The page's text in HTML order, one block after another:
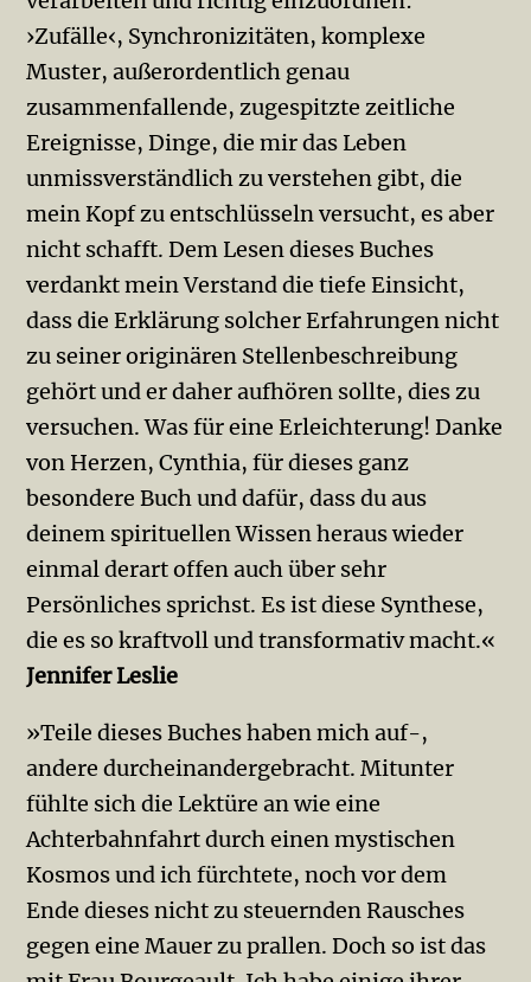
›Zufälle‹, Synchronizitäten, komplexe
Muster, außerordentlich genau
zusammenfallende, zugespitzte zeitliche
Ereignisse, Dinge, die mir das Leben
unmissverständlich zu verstehen gibt, die
mein Kopf zu entschlüsseln versucht, es aber
nicht schafft. Dem Lesen dieses Buches
verdankt mein Verstand die tiefe Einsicht,
dass die Erklärung solcher Erfahrungen nicht
zu seiner originären Stellenbeschreibung
gehört und er daher aufhören sollte, dies zu
versuchen. Was für eine Erleichterung! Danke
von Herzen, Cynthia, für dieses ganz
besondere Buch und dafür, dass du aus
deinem spirituellen Wissen heraus wieder
einmal derart offen auch über sehr
Persönliches sprichst. Es ist diese Synthese,
die es so kraftvoll und transformativ macht.«
Jennifer Leslie
»Teile dieses Buches haben mich auf-,
andere durcheinandergebracht. Mitunter
fühlte sich die Lektüre an wie eine
Achterbahnfahrt durch einen mystischen
Kosmos und ich fürchtete, noch vor dem
Ende dieses nicht zu steuernden Rausches
gegen eine Mauer zu prallen. Doch so ist das